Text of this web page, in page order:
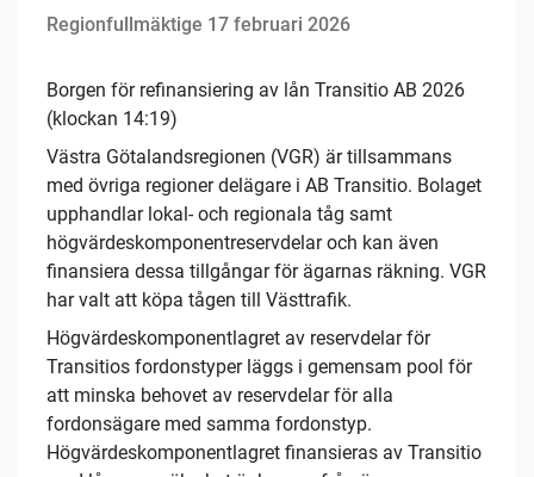
Regionfullmäktige 17 februari 2026
Borgen för refinansiering av lån Transitio AB 2026
(klockan 14:19)
Västra Götalandsregionen (VGR) är tillsammans
med övriga regioner delägare i AB Transitio. Bolaget
upphandlar lokal- och regionala tåg samt
högvärdeskomponentreservdelar och kan även
finansiera dessa tillgångar för ägarnas räkning. VGR
har valt att köpa tågen till Västtrafik.
Högvärdeskomponentlagret av reservdelar för
Transitios fordonstyper läggs i gemensam pool för
att minska behovet av reservdelar för alla
fordonsägare med samma fordonstyp.
Högvärdeskomponentlagret finansieras av Transitio